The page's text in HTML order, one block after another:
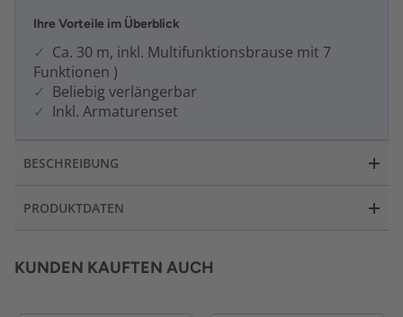
Ihre Vorteile im Überblick
Ca. 30 m, inkl. Multifunktionsbrause mit 7
Funktionen )
Beliebig verlängerbar
Inkl. Armaturenset
BESCHREIBUNG
PRODUKTDATEN
KUNDEN KAUFTEN AUCH